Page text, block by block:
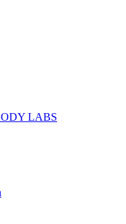
LABS